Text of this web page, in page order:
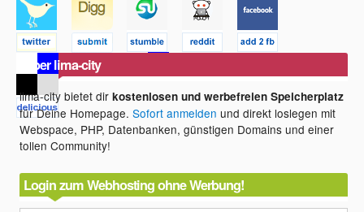
Über lima-city
lima-city bietet dirkostenlosen und werbefreien Speicherplatz
für Deine Homepage.Sofort anmelden und direkt loslegen mit
Webspace, PHP, Datenbanken, günstigen Domains und einer
tollen Community!
Login zum Webhosting ohne Werbung!